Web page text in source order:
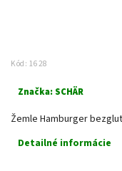
Kód: 1628
Značka: SCHÄR
Žemle Hamburger
Detailné informácie